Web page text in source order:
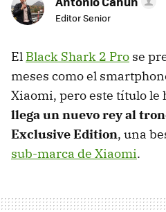
Editor Senior
El Black Shark 2 Pro se
meses como el
Xiaomi, pero este título le
llega un nuevo rey al
Exclusive Edition, una
sub-marca de Xiaomi.